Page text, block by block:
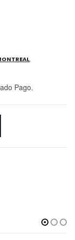
,
Pago.